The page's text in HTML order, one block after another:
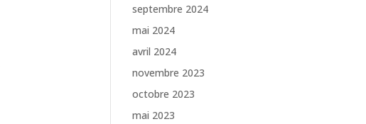
septembre 2024
mai 2024
avril 2024
novembre 2023
octobre 2023
mai 2023